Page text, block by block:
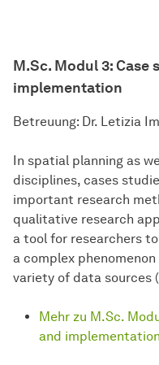
M.Sc. Modul 3: Case
implementation
Betreuung: Dr. Letizia
In spatial planning as
disciplines, cases
important research
qualitative research
a tool for researchers
a complex
variety of data sources
Mehr zu M.Sc.
and implementation